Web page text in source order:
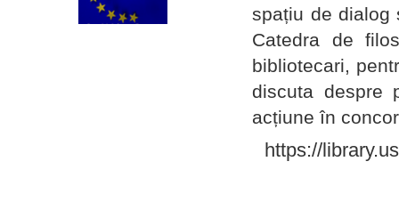
spațiu de dialog
Catedra de
bibliotecari,
discuta despre
acțiune în
https://